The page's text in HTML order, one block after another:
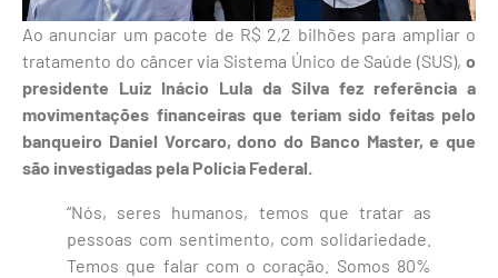
Ao anunciar um pacote de R$ 2,2 bilhões para ampliar o
tratamento do câncer via Sistema Único de Saúde (SUS), o
presidente Luiz Inácio Lula da Silva fez referência a
movimentações financeiras que teriam sido feitas pelo
banqueiro Daniel Vorcaro, dono do Banco Master, e que
são investigadas pela Polícia Federal.
“Nós, seres humanos, temos que tratar as
pessoas com sentimento, com solidariedade.
Temos que falar com o coração. Somos 80%